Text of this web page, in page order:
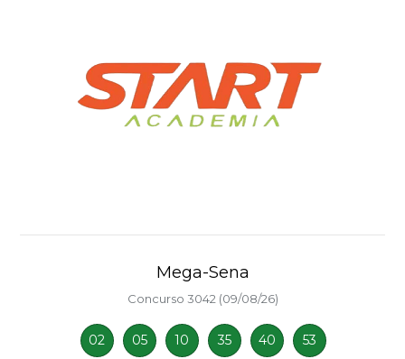
Mega-Sena
Concurso 3042 (09/08/26)
02 05 10 35 40 53